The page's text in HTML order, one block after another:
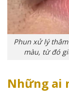
Phun xử lý
màu, từ đó
Những ai